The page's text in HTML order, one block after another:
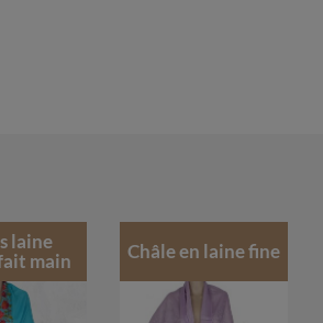
laine fine qui sons
autre épaisseur ce qui
plus épais que ceux en laine
laine
main
Châle en laine fine